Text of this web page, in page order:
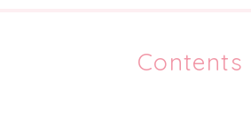
Contents